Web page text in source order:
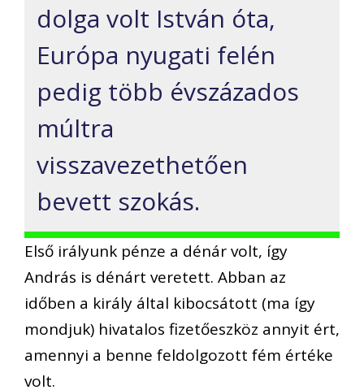
dolga volt István óta,
Európa nyugati felén
pedig több évszázados
múltra
visszavezethetően
bevett szokás.
Első irályunk pénze a dénár volt, így
András is dénárt veretett. Abban az
időben a király által kibocsátott (ma így
mondjuk) hivatalos fizetőeszköz annyit ért,
amennyi a benne feldolgozott fém értéke
volt.